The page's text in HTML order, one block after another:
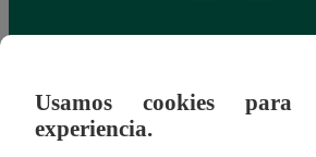
Usamos cookies
experiencia.